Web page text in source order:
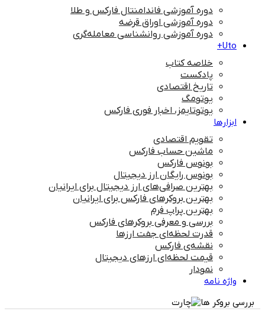
دوره آموزشی فاندامنتال فارکس و طلا
دوره آموزشی اوراق قرضه
دوره آموزشی روانشناسی معامله‌گری
Uto+
خلاصه کتاب
پادکست
تاریخ اقتصادی
یوتومگ
یوتوتایمز، اخبار فوری فارکس
ابزارها
تقویم اقتصادی
ماشین حساب فارکس
بونوس فارکس
بونوس رایگان ارز دیجیتال
بهترین صرافی‌های ارز دیجیتال برای ایرانیان
بهترین بروکرهای فارکس برای ایرانیان
بهترین پراپ‌ فرم
بررسی و معرفی بروکرهای فارکس
قدرت لحظه‌ای جفت ارزها
نقشه‌ی فارکس
قیمت لحظه‌ای ارزهای دیجیتال
نمودار
واژه نامه
بررسی بروکر ها